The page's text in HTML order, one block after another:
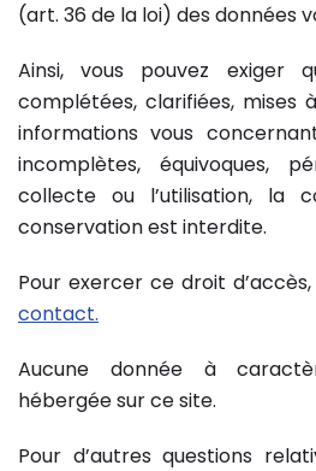
(art. 36 de la loi) des données
Ainsi, vous pouvez exiger
complétées, clarifiées, mises
informations vous
incomplètes, équivoques,
collecte ou l’utilisation, la
conservation est interdite.
Pour exercer ce droit
contact.
Aucune donnée à
hébergée sur ce site.
Pour d’autres questions